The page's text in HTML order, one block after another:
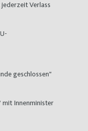
Verlass
geschlossen"
mit Innenminister